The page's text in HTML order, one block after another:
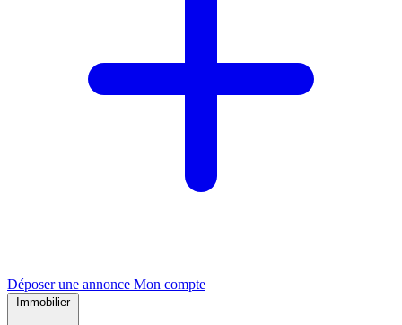
Déposer une annonce Mon compte
Immobilier